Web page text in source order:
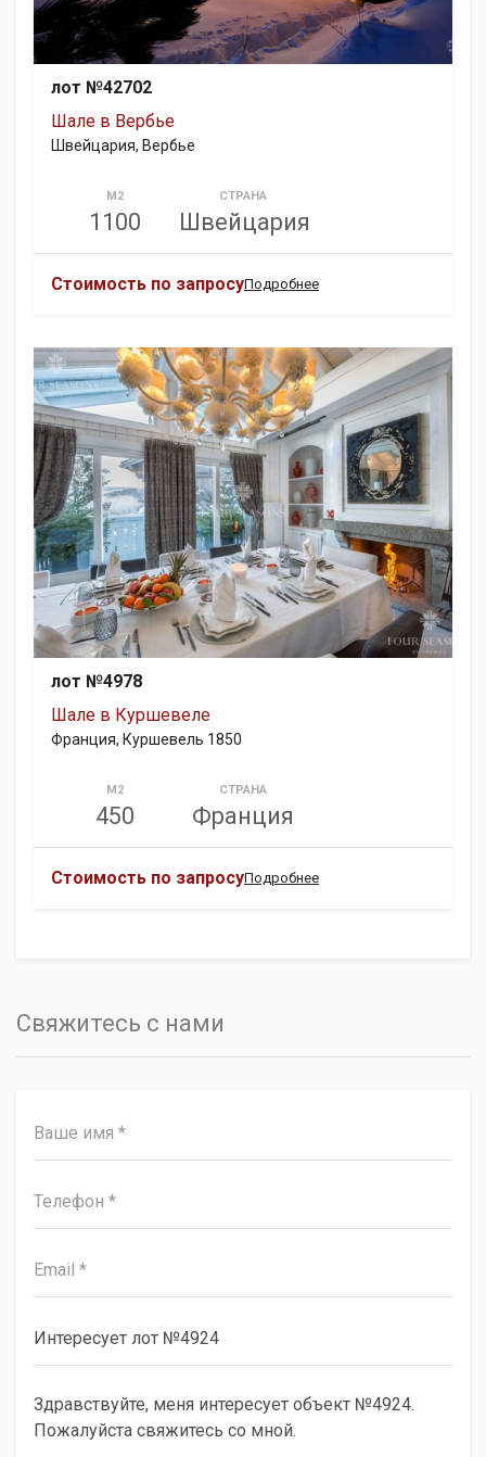
лот №42702
Шале в Вербье
Швейцария, Вербье
М2
1100
СТРАНА
Швейцария
Стоимость по запросуПодробнее
лот №4978
Шале в Куршевеле
Франция, Куршевель 1850
М2
450
СТРАНА
Франция
Стоимость по запросуПодробнее
Свяжитесь с нами